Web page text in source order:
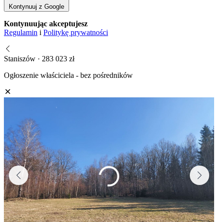
Kontynuuj z Google
Kontynuując akceptujesz
Regulamin i Politykę prywatności
Staniszów · 283 023 zł
Ogłoszenie właściciela - bez pośredników